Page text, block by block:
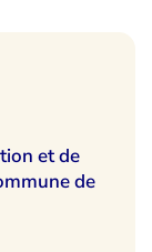
et de
de